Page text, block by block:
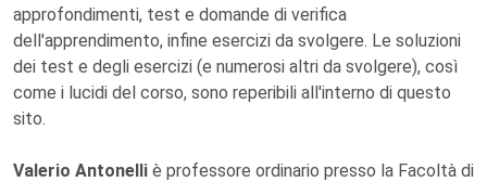
approfondimenti, test e domande di verifica
dell'apprendimento, infine esercizi da svolgere. Le soluzioni
dei test e degli esercizi (e numerosi altri da svolgere), così
come i lucidi del corso, sono reperibili all'interno di questo
sito.
Valerio Antonelli è professore ordinario presso la Facoltà di